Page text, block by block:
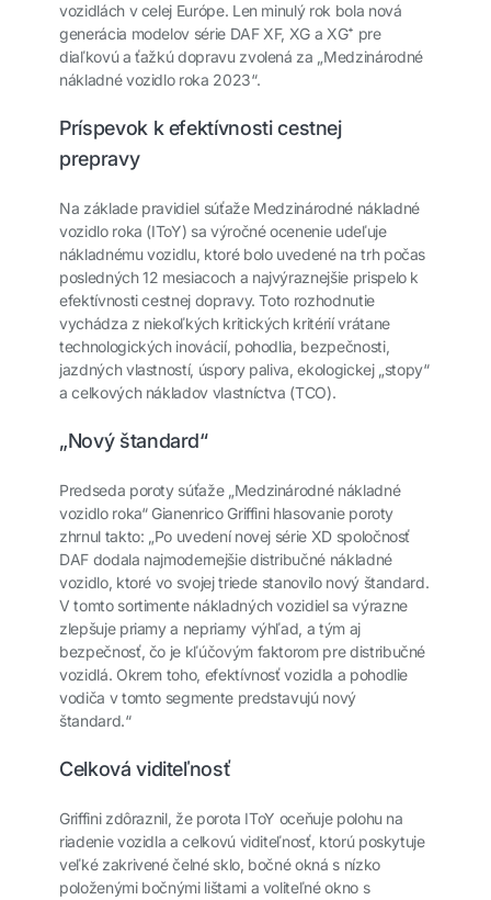
vozidlách v celej Európe. Len minulý rok bola nová
generácia modelov série DAF XF, XG a XG⁺ pre
diaľkovú a ťažkú dopravu zvolená za „Medzinárodné
nákladné vozidlo roka 2023“.
Príspevok k efektívnosti cestnej
prepravy
Na základe pravidiel súťaže Medzinárodné nákladné
vozidlo roka (IToY) sa výročné ocenenie udeľuje
nákladnému vozidlu, ktoré bolo uvedené na trh počas
posledných 12 mesiacoch a najvýraznejšie prispelo k
efektívnosti cestnej dopravy. Toto rozhodnutie
vychádza z niekoľkých kritických kritérií vrátane
technologických inovácií, pohodlia, bezpečnosti,
jazdných vlastností, úspory paliva, ekologickej „stopy“
a celkových nákladov vlastníctva (TCO).
„Nový štandard“
Predseda poroty súťaže „Medzinárodné nákladné
vozidlo roka“ Gianenrico Griffini hlasovanie poroty
zhrnul takto: „Po uvedení novej série XD spoločnosť
DAF dodala najmodernejšie distribučné nákladné
vozidlo, ktoré vo svojej triede stanovilo nový štandard.
V tomto sortimente nákladných vozidiel sa výrazne
zlepšuje priamy a nepriamy výhľad, a tým aj
bezpečnosť, čo je kľúčovým faktorom pre distribučné
vozidlá. Okrem toho, efektívnosť vozidla a pohodlie
vodiča v tomto segmente predstavujú nový
štandard.“
Celková viditeľnosť
Griffini zdôraznil, že porota IToY oceňuje polohu na
riadenie vozidla a celkovú viditeľnosť, ktorú poskytuje
veľké zakrivené čelné sklo, bočné okná s nízko
položenými bočnými lištami a voliteľné okno s